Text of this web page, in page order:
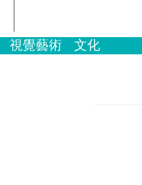
視覺藝術 文化